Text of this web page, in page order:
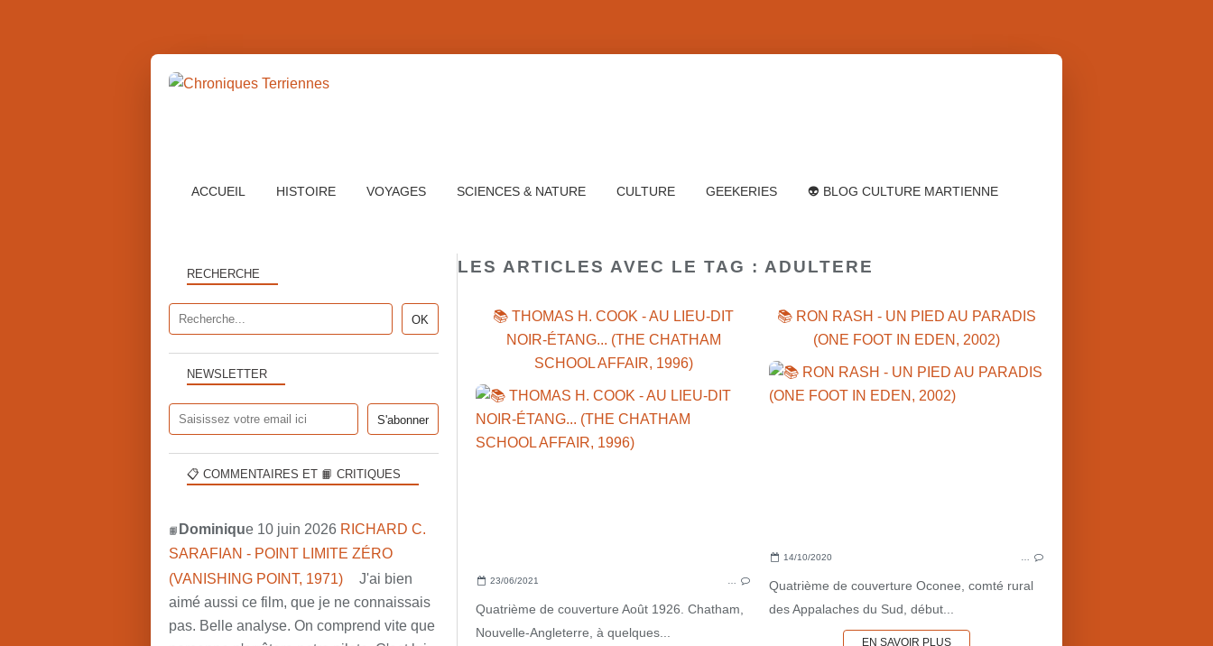
ACCUEIL HISTOIRE VOYAGES SCIENCES & NATURE CULTURE GEEKERIES 👽 BLOG CULTURE MARTIENNE
LES ARTICLES AVEC LE TAG : ADULTERE
📚 THOMAS H. COOK - AU LIEU-DIT
NOIR-ÉTANG... (THE CHATHAM
SCHOOL AFFAIR, 1996)
DESTINS
23/06/2021
Quatrième de couverture Août 1926. Chatham,
Nouvelle-Angleterre, à quelques...
📚 RON RASH - UN PIED AU PARADIS
(ONE FOOT IN EDEN, 2002)
14/10/2020
Quatrième de couverture Oconee, comté rural
des Appalaches du Sud, début...
EN SAVOIR PLUS
NEWSLETTER
RECHERCHE
📋 COMMENTAIRES ET 📙 CRITIQUES
📙 Dominique 10 juin 2026 RICHARD C.
SARAFIAN - POINT LIMITE ZÉRO
(VANISHING POINT, 1971)
J'ai bien
aimé aussi ce film, que je ne connaissais
pas. Belle analyse. On comprend vite que